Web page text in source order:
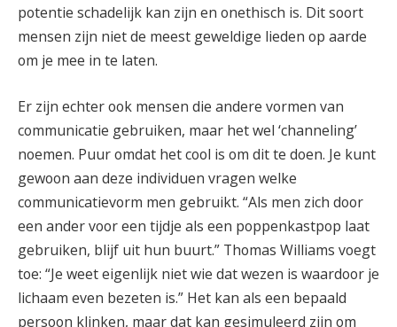
potentie schadelijk kan zijn en onethisch is. Dit soort
mensen zijn niet de meest geweldige lieden op aarde
om je mee in te laten.
Er zijn echter ook mensen die andere vormen van
communicatie gebruiken, maar het wel ‘channeling’
noemen. Puur omdat het cool is om dit te doen. Je kunt
gewoon aan deze individuen vragen welke
communicatievorm men gebruikt. “Als men zich door
een ander voor een tijdje als een poppenkastpop laat
gebruiken, blijf uit hun buurt.” Thomas Williams voegt
toe: “Je weet eigenlijk niet wie dat wezen is waardoor je
lichaam even bezeten is.” Het kan als een bepaald
persoon klinken, maar dat kan gesimuleerd zijn om